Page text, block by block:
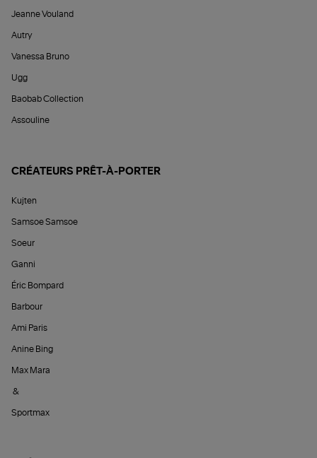
Jeanne Vouland
Autry
Vanessa Bruno
Ugg
Baobab Collection
Assouline
CRÉATEURS PRÊT-À-PORTER
Kujten
Samsoe Samsoe
Soeur
Ganni
Éric Bompard
Barbour
Ami Paris
Anine Bing
Max Mara
&
Sportmax